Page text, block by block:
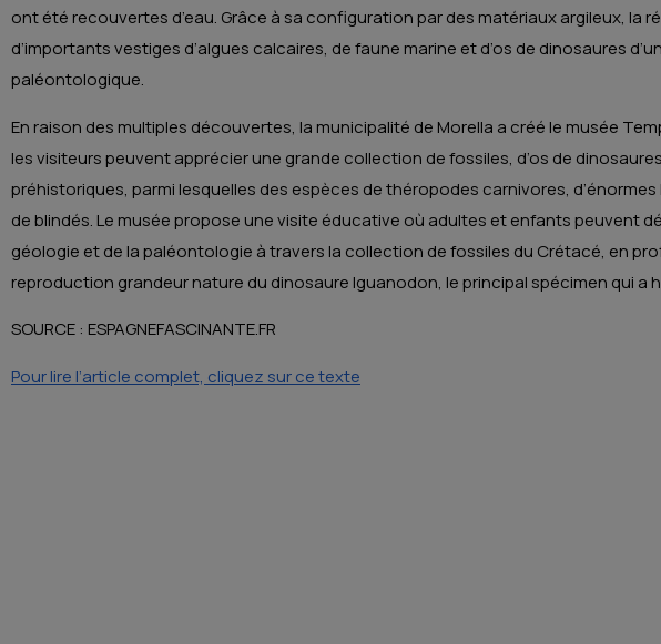
ont été recouvertes d’eau. Grâce à sa configuration par des matériaux argileux, la
d’importants vestiges d’algues calcaires, de faune marine et d’os de dinosaures
paléontologique.
En raison des multiples découvertes, la municipalité de Morella a créé le musée
les visiteurs peuvent apprécier une grande collection de fossiles, d’os de
préhistoriques, parmi lesquelles des espèces de théropodes carnivores,
de blindés. Le musée propose une visite éducative où adultes et enfants peuvent
géologie et de la paléontologie à travers la collection de fossiles du Crétacé, en
reproduction grandeur nature du dinosaure Iguanodon, le principal spécimen qui a
SOURCE : ESPAGNEFASCINANTE.FR
Pour lire l’article complet, cliquez sur ce texte